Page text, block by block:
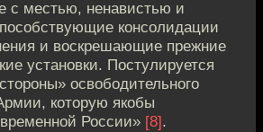
с местью, ненавистью и
консолидации
и воскрешающие прежние
установки. Постулируется
освободительного
которую якобы
России» [8].